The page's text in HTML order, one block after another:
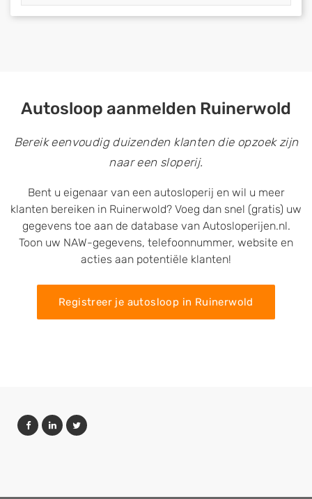
Autosloop aanmelden Ruinerwold
Bereik eenvoudig duizenden klanten die opzoek zijn
naar een sloperij.
Bent u eigenaar van een autosloperij en wil u meer
klanten bereiken in Ruinerwold? Voeg dan snel (gratis) uw
gegevens toe aan de database van Autosloperijen.nl.
Toon uw NAW-gegevens, telefoonnummer, website en
acties aan potentiële klanten!
Registreer je autosloop in Ruinerwold